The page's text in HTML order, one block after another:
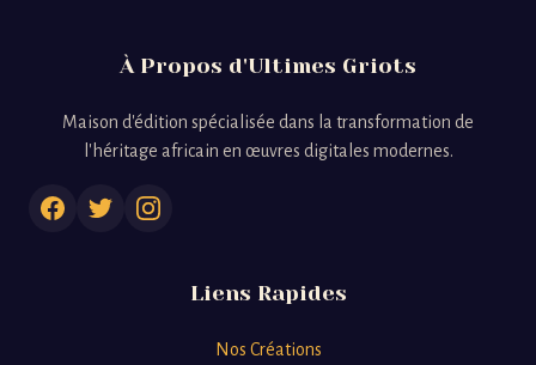
À Propos d'Ultimes Griots
Maison d'édition spécialisée dans la transformation de
l'héritage africain en œuvres digitales modernes.
Liens Rapides
Nos Créations